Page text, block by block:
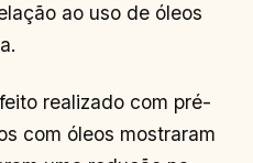
ao uso de óleos
feito realizado com pré-
com óleos mostraram